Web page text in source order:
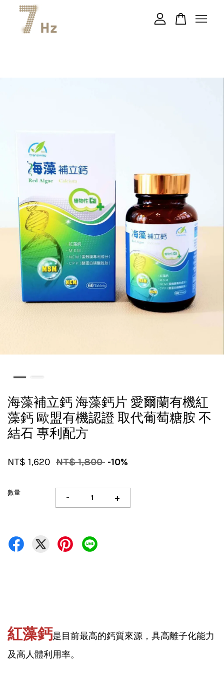
海藻補立鈣 海藻鈣片 愛爾蘭有機紅
藻鈣 歐盟有機認證 取代葡萄糖胺 不
結石 專利配方
NT$ 1,620 NT$ 1,800 -10%
數量 - +
紅藻鈣是目前最高的鈣質來源，具高離子化能力
及高人體利用率。